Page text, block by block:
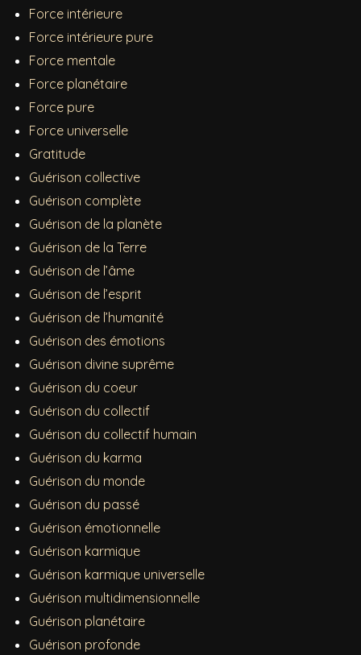
Force intérieure
Force intérieure pure
Force mentale
Force planétaire
Force pure
Force universelle
Gratitude
Guérison collective
Guérison complète
Guérison de la planète
Guérison de la Terre
Guérison de l’âme
Guérison de l’esprit
Guérison de l’humanité
Guérison des émotions
Guérison divine suprême
Guérison du coeur
Guérison du collectif
Guérison du collectif humain
Guérison du karma
Guérison du monde
Guérison du passé
Guérison émotionnelle
Guérison karmique
Guérison karmique universelle
Guérison multidimensionnelle
Guérison planétaire
Guérison profonde